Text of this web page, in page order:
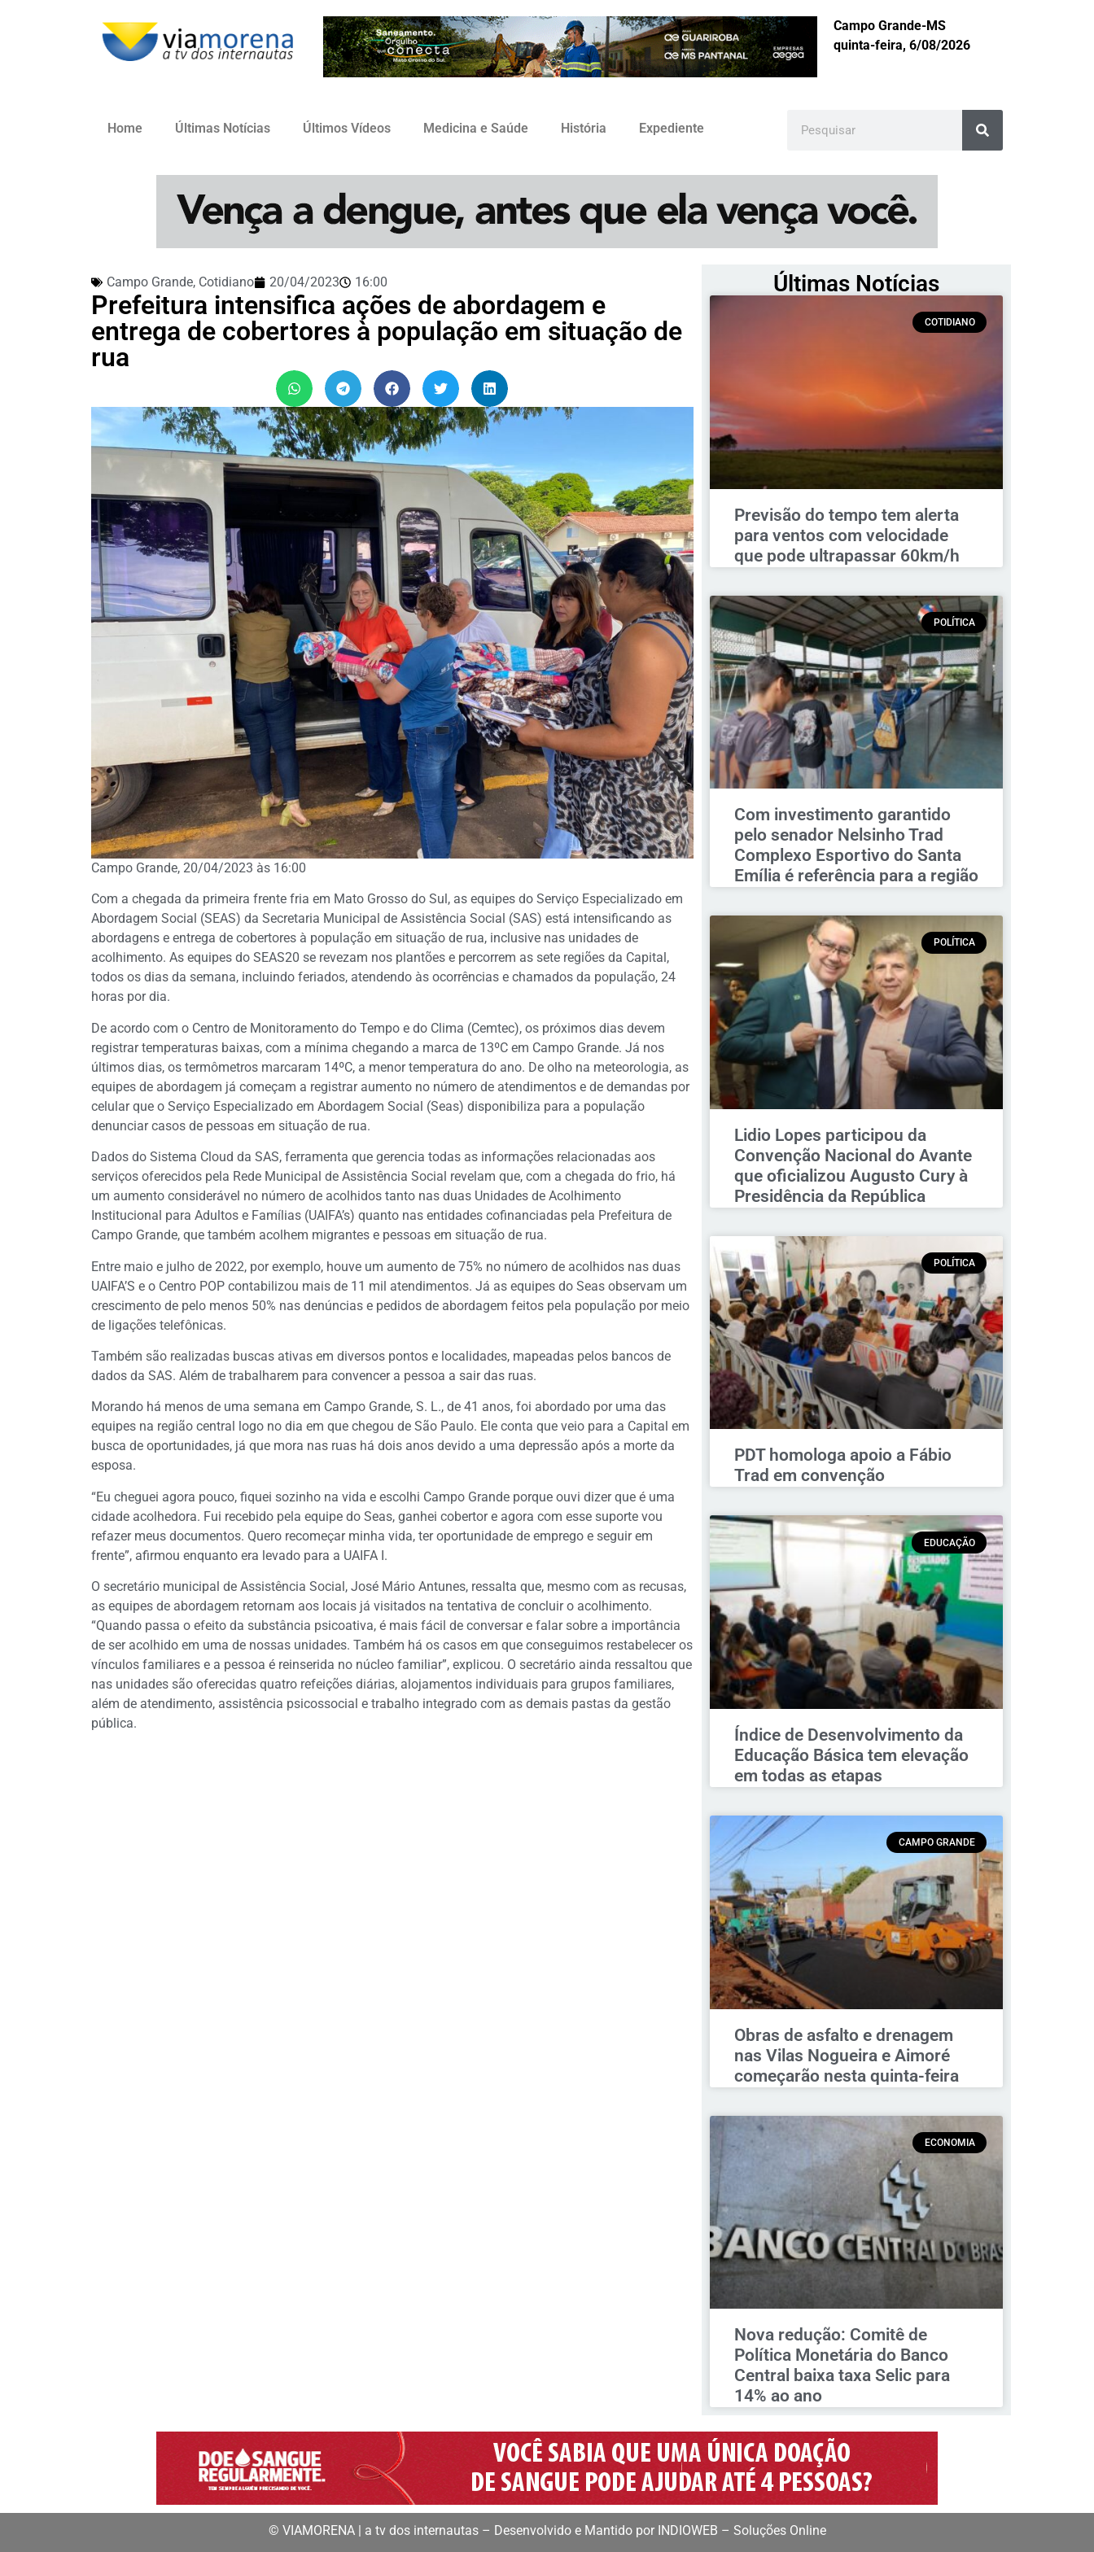
Campo Grande-MS
quinta-feira, 6/08/2026
Home Últimas Notícias Últimos Vídeos Medicina e Saúde História Expediente
Campo Grande, Cotidiano 20/04/2023 16:00
Prefeitura intensifica ações de abordagem e
entrega de cobertores à população em situação de
rua
Campo Grande, 20/04/2023 às 16:00
Com a chegada da primeira frente fria em Mato Grosso do Sul, as equipes do Serviço Especializado em
Abordagem Social (SEAS) da Secretaria Municipal de Assistência Social (SAS) está intensificando as
abordagens e entrega de cobertores à população em situação de rua, inclusive nas unidades de
acolhimento. As equipes do SEAS20 se revezam nos plantões e percorrem as sete regiões da Capital,
todos os dias da semana, incluindo feriados, atendendo às ocorrências e chamados da população, 24
horas por dia.
De acordo com o Centro de Monitoramento do Tempo e do Clima (Cemtec), os próximos dias devem
registrar temperaturas baixas, com a mínima chegando a marca de 13ºC em Campo Grande. Já nos
últimos dias, os termômetros marcaram 14ºC, a menor temperatura do ano. De olho na meteorologia, as
equipes de abordagem já começam a registrar aumento no número de atendimentos e de demandas por
celular que o Serviço Especializado em Abordagem Social (Seas) disponibiliza para a população
denunciar casos de pessoas em situação de rua.
Dados do Sistema Cloud da SAS, ferramenta que gerencia todas as informações relacionadas aos
serviços oferecidos pela Rede Municipal de Assistência Social revelam que, com a chegada do frio, há
um aumento considerável no número de acolhidos tanto nas duas Unidades de Acolhimento
Institucional para Adultos e Famílias (UAIFA’s) quanto nas entidades cofinanciadas pela Prefeitura de
Campo Grande, que também acolhem migrantes e pessoas em situação de rua.
Entre maio e julho de 2022, por exemplo, houve um aumento de 75% no número de acolhidos nas duas
UAIFA’S e o Centro POP contabilizou mais de 11 mil atendimentos. Já as equipes do Seas observam um
crescimento de pelo menos 50% nas denúncias e pedidos de abordagem feitos pela população por meio
de ligações telefônicas.
Também são realizadas buscas ativas em diversos pontos e localidades, mapeadas pelos bancos de
dados da SAS. Além de trabalharem para convencer a pessoa a sair das ruas.
Morando há menos de uma semana em Campo Grande, S. L., de 41 anos, foi abordado por uma das
equipes na região central logo no dia em que chegou de São Paulo. Ele conta que veio para a Capital em
busca de oportunidades, já que mora nas ruas há dois anos devido a uma depressão após a morte da
esposa.
“Eu cheguei agora pouco, fiquei sozinho na vida e escolhi Campo Grande porque ouvi dizer que é uma
cidade acolhedora. Fui recebido pela equipe do Seas, ganhei cobertor e agora com esse suporte vou
refazer meus documentos. Quero recomeçar minha vida, ter oportunidade de emprego e seguir em
frente”, afirmou enquanto era levado para a UAIFA I.
O secretário municipal de Assistência Social, José Mário Antunes, ressalta que, mesmo com as recusas,
as equipes de abordagem retornam aos locais já visitados na tentativa de concluir o acolhimento.
“Quando passa o efeito da substância psicoativa, é mais fácil de conversar e falar sobre a importância
de ser acolhido em uma de nossas unidades. Também há os casos em que conseguimos restabelecer os
vínculos familiares e a pessoa é reinserida no núcleo familiar”, explicou. O secretário ainda ressaltou que
nas unidades são oferecidas quatro refeições diárias, alojamentos individuais para grupos familiares,
além de atendimento, assistência psicossocial e trabalho integrado com as demais pastas da gestão
pública.
Últimas Notícias
COTIDIANO
Previsão do tempo tem alerta
para ventos com velocidade
que pode ultrapassar 60km/h
POLÍTICA
Com investimento garantido
pelo senador Nelsinho Trad
Complexo Esportivo do Santa
Emília é referência para a região
POLÍTICA
Lidio Lopes participou da
Convenção Nacional do Avante
que oficializou Augusto Cury à
Presidência da República
POLÍTICA
PDT homologa apoio a Fábio
Trad em convenção
EDUCAÇÃO
Índice de Desenvolvimento da
Educação Básica tem elevação
em todas as etapas
CAMPO GRANDE
Obras de asfalto e drenagem
nas Vilas Nogueira e Aimoré
começarão nesta quinta-feira
ECONOMIA
Nova redução: Comitê de
Política Monetária do Banco
Central baixa taxa Selic para
14% ao ano
© VIAMORENA | a tv dos internautas – Desenvolvido e Mantido por INDIOWEB – Soluções Online